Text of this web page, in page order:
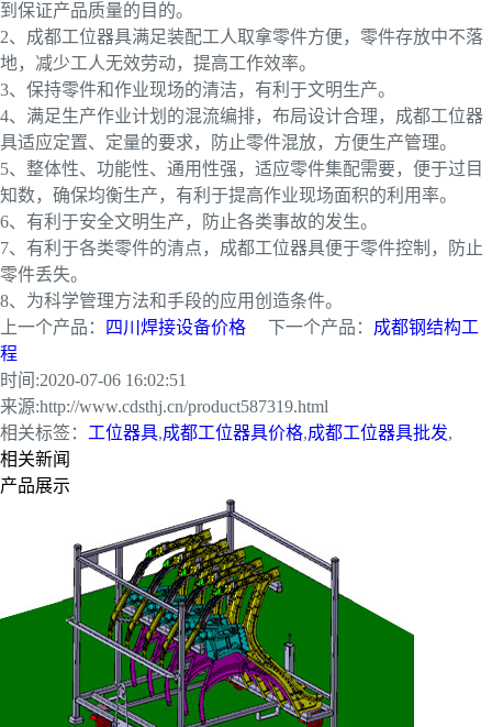
到保证产品质量的目的。
2、成都工位器具满足装配工人取拿零件方便，零件存放中不落
地，减少工人无效劳动，提高工作效率。
3、保持零件和作业现场的清洁，有利于文明生产。
4、满足生产作业计划的混流编排，布局设计合理，成都工位器
具适应定置、定量的要求，防止零件混放，方便生产管理。
5、整体性、功能性、通用性强，适应零件集配需要，便于过目
知数，确保均衡生产，有利于提高作业现场面积的利用率。
6、有利于安全文明生产，防止各类事故的发生。
7、有利于各类零件的清点，成都工位器具便于零件控制，防止
零件丢失。
8、为科学管理方法和手段的应用创造条件。
上一个产品：
四川焊接设备价格 下一个产品： 成都钢结构工
程
时间:2020-07-06 16:02:51
来源:http://www.cdsthj.cn/product587319.html
相关标签： 工位器具,成都工位器具价格,成都工位器具批发,
相关新闻
产品展示